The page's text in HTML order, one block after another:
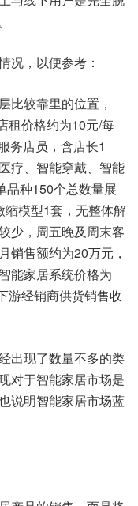
况，以便参考：
比较靠里的位置，
租价格约为10元/每
务店员，含店长1
疗、智能穿戴、智能
品种150个总数量展
模型1套，无整体解
少，周五晚及周末客
销售额约为20万元，
能家居系统价格为
游经销商供货销售收
出现了数量不多的类
对于智能家居市场是
说明智能家居市场蓝